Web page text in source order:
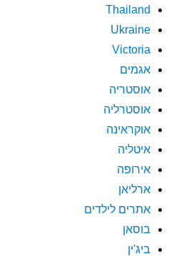
Thailand
Ukraine
Victoria
אגמים
אוסטריה
אוסטרליה
אוקראינה
איטליה
אירופה
ארליאן
אתרים לילדים
בוסאן
ביג'ין